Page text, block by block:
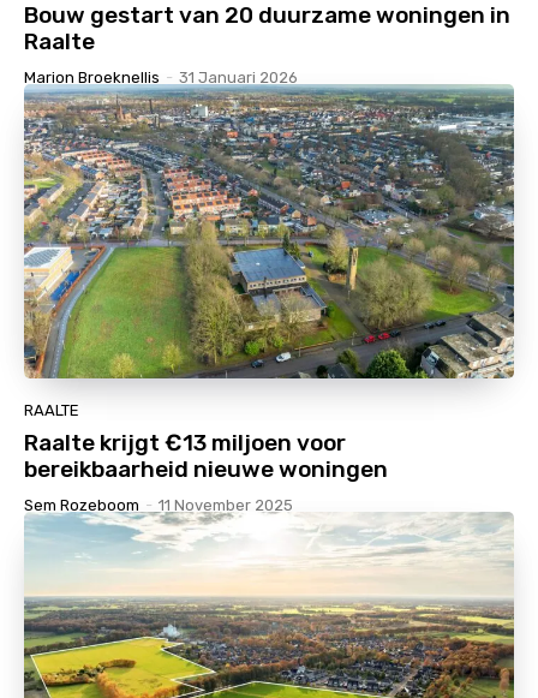
Bouw gestart van 20 duurzame woningen in
Raalte
Marion Broeknellis - 31 Januari 2026
RAALTE
Raalte krijgt €13 miljoen voor
bereikbaarheid nieuwe woningen
Sem Rozeboom - 11 November 2025